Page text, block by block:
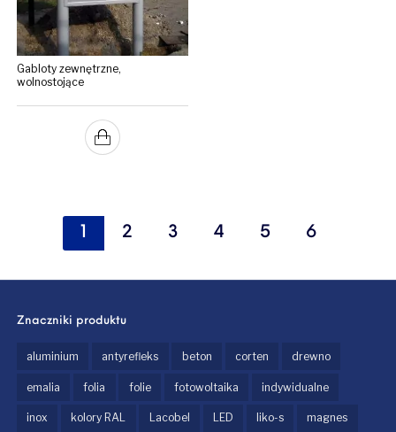
Gabloty zewnętrzne,
wolnostojące
1 2 3 4 5 6
Znaczniki produktu
aluminium antyrefleks beton corten drewno
emalia folia folie fotowoltaika indywidualne
inox kolory RAL Lacobel LED liko-s magnes